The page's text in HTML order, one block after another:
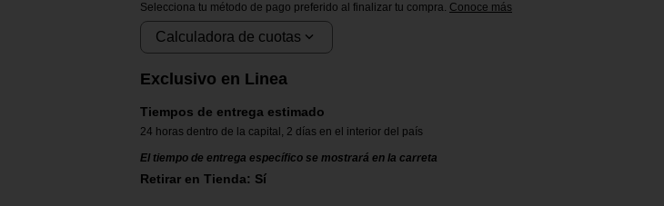
Selecciona tu método de pago preferido al finalizar tu compra. Conoce más
Calculadora de cuotas
Exclusivo en Linea
Tiempos de entrega estimado
24 horas dentro de la capital , 2 días en el interior del país
El tiempo de entrega específico se mostrará en la carreta
Retirar en Tienda: Sí